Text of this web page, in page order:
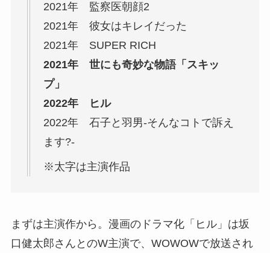
2021年 監察医朝顔2
2021年 彼女はキレイだった
2021年 SUPER RICH
2021年 世にも奇妙な物語「スキッ
プ」
2022年 ヒル
2022年 石子と羽男-そんなコトで訴え
ます?-
※太字は主演作品
まずは主演作から。漫画のドラマ化「ヒル」は坂
口健太郎さんとのW主演で、WOWOWで放送され